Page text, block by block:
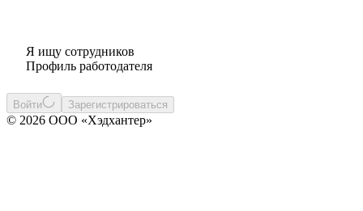
Я ищу сотрудников
Профиль работодателя
Войти Зарегистрироваться
© 2026 ООО «Хэдхантер»